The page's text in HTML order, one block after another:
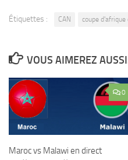
Étiquettes : CAN coupe d'afrique
VOUS AIMEREZ
0
Maroc vs Malawi en direct